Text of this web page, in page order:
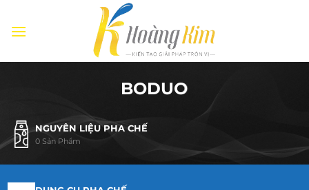
qua
dung
BODUO
NGUYÊN LIỆU PHA CHẾ
0 Sản Phẩm